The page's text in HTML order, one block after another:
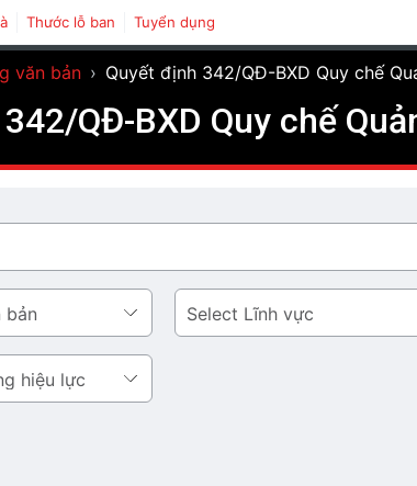
Thước lỗ ban Tuyển dụng
văn bản › Quyết định 342/QĐ-BXD Quy chế
QĐ-BXD Quy chế
Lĩnh
vực